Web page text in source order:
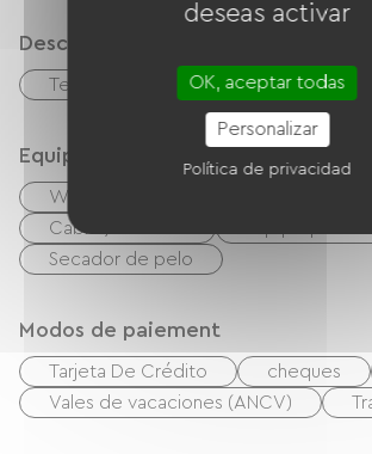
Descripción
Terraza Garaje
Equipos
Wifi gratuito
Cable / Satélite
Secador de pelo
Modos de paiement
Tarjeta De Crédito cheques
Vales de vacaciones (ANCV)
deseas activar
OK, aceptar todas
Personalizar
Política de privacidad